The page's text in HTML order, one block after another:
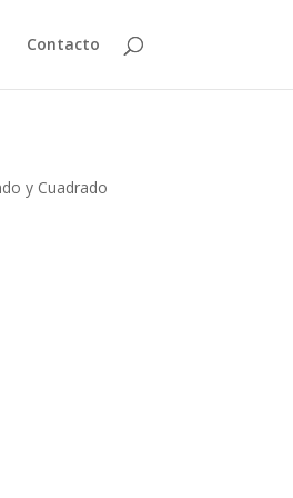
Contacto
y Cuadrado